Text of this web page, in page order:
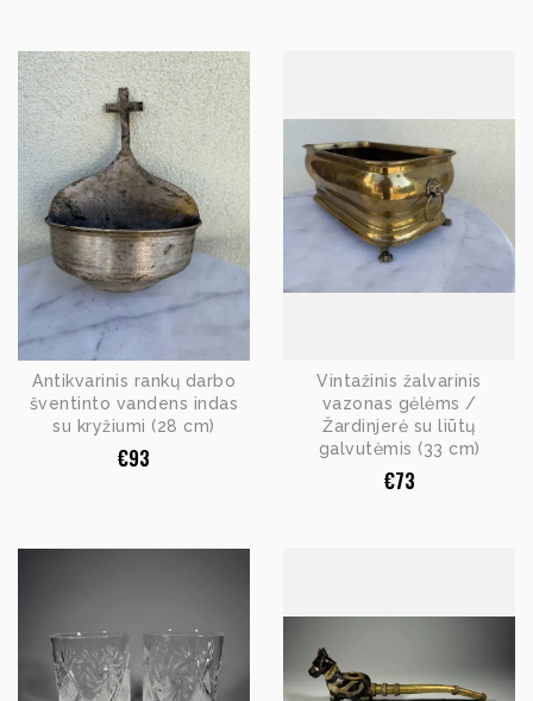
Antikvarinis rankų darbo
šventinto vandens indas
su kryžiumi (28 cm)
€93
Vintažinis žalvarinis
vazonas gėlėms /
Žardinjerė su liūtų
galvutėmis (33 cm)
€73